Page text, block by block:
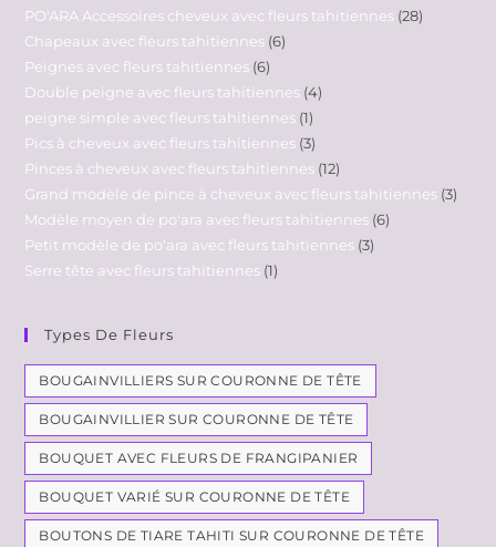
PO'ARA Accessoires cheveux avec fleurs tahitiennes 28
Chapeaux avec fleurs tahitiennes 6
Peignes avec fleurs tahitiennes 6
Double peigne avec fleurs tahitiennes 4
peigne simple avec fleurs tahitiennes 1
Pics à cheveux avec fleurs tahitiennes 3
Pinces à cheveux avec fleurs tahitiennes 12
Grand modèle de pince à cheveux avec fleurs tahitiennes 3
Modèle moyen de po'ara avec fleurs tahitiennes 6
Petit modèle de po'ara avec fleurs tahitiennes 3
Serre tête avec fleurs tahitiennes 1
Types De Fleurs
BOUGAINVILLIERS SUR COURONNE DE TÊTE
BOUGAINVILLIER SUR COURONNE DE TÊTE
BOUQUET AVEC FLEURS DE FRANGIPANIER
BOUQUET VARIÉ SUR COURONNE DE TÊTE
BOUTONS DE TIARE TAHITI SUR COURONNE DE TÊTE